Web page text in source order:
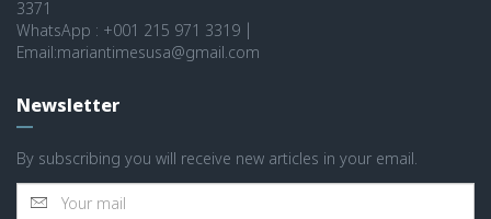
3371
WhatsApp : +001 215 971 3319 |
Email:mariantimesusa@gmail.com
Newsletter
By subscribing you will receive new articles in your email.